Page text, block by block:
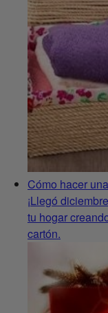
Cómo hacer
¡Llegó
tu hogar
cartón.